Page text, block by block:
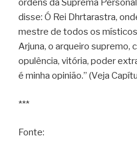
ordens da Suprema
disse: Ó Rei Dhrtarastra,
mestre de todos os
Arjuna, o arqueiro supremo,
opulência, vitória, poder
é minha opinião.” (Veja
***
Fonte: